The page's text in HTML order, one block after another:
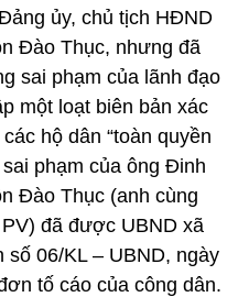
ủy, chủ tịch HĐND
Đào Thục, nhưng đã
sai phạm của lãnh đạo
một loạt biên bản xác
hộ dân “toàn quyền
phạm của ông Đinh
Đào Thục (anh cùng
đã được UBND xã
số 06/KL – UBND, ngày
tố cáo của công dân.